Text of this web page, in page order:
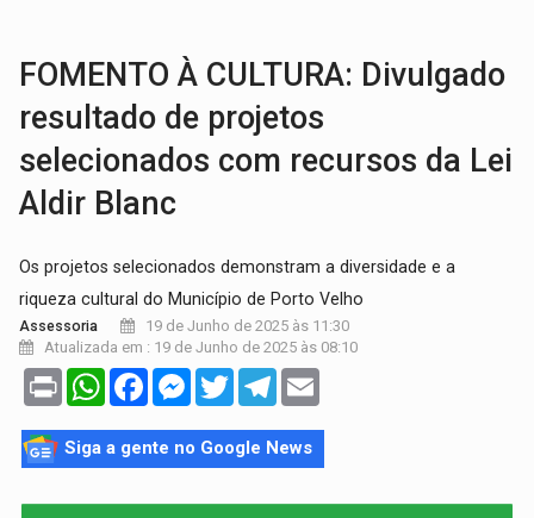
URGENTE:
FOMENTO À CULTURA: Divulgado
resultado de projetos
selecionados com recursos da Lei
Aldir Blanc
Os projetos selecionados demonstram a diversidade e a
riqueza cultural do Município de Porto Velho
Assessoria
19 de Junho de 2025 às 11:30
Atualizada em : 19 de Junho de 2025 às 08:10
Print WhatsAppFacebookMessenger
TwitterTelegram
Siga a gente no Google News